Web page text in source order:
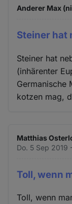
Anderer Max
Steiner hat
Steiner hat
(inhärenter
Germanische
kotzen mag,
Matthias
Do. 5 Sep 2019
Toll, wenn
Toll, wenn